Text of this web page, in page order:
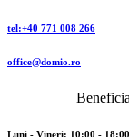
tel:+40 771 008 266
office@domio.ro
Luni - Vineri: 10:00 -